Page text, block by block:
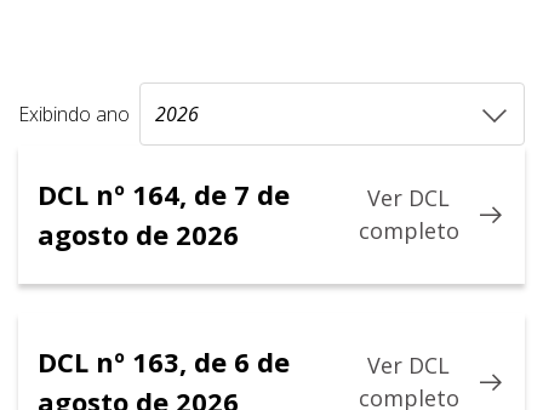
Exibindo ano
DCL nº 164, de 7 de
agosto de 2026
Ver DCL
completo
DCL nº 163, de 6 de
agosto de 2026
Ver DCL
completo